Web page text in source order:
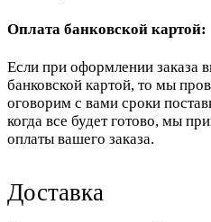
Оплата банковской картой:
Если при оформлении заказа
банковской картой, то мы
оговорим с вами сроки
когда все будет готово, мы
оплаты вашего заказа.
Доставка